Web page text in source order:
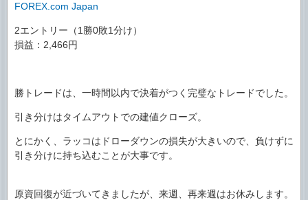
FOREX.com Japan
2エントリー（1勝0敗1分け）
損益：2,466円
勝トレードは、一時間以内で決着がつく完璧なトレードでした。
引き分けはタイムアウトでの建値クローズ。
とにかく、ラッコはドローダウンの損失が大きいので、負けずに
引き分けに持ち込むことが大事です。
原資回復が近づいてきましたが、来週、再来週はお休みします。